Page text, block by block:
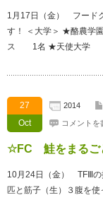
1月17日（金） フード
す！ ＜大学＞ ★酪農
ス 1名 ★天使
27
Oct
2014
コメントを
☆FC 鮭をまるご
10月24日（金） TFⅢの
匹と筋子（生）３腹を